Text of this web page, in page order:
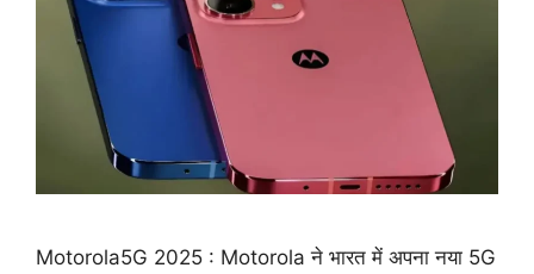
Motorola5G 2025 : Motorola ने भारत में अपना नया 5G